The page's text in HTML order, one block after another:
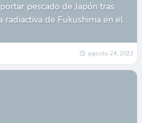
pescado de Japón tras
radiactiva de Fukushima en el
agosto 24, 2023